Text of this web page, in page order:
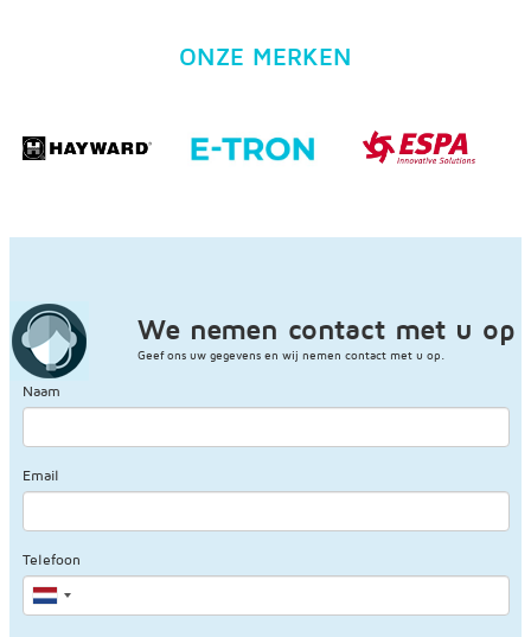
ONZE MERKEN
We nemen contact met u op
Geef ons uw gegevens en wij nemen contact met u op.
Naam
Email
Telefoon